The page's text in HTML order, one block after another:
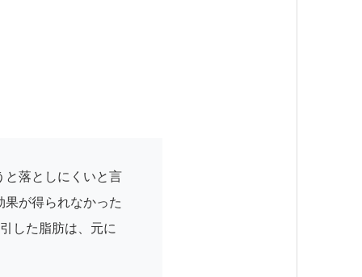
と落としにくいと言
が得られなかった
した脂肪は、元に